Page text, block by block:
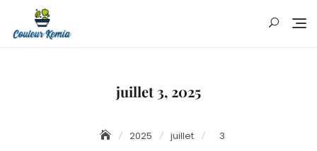
content
juillet 3, 2025
2025 juillet 3